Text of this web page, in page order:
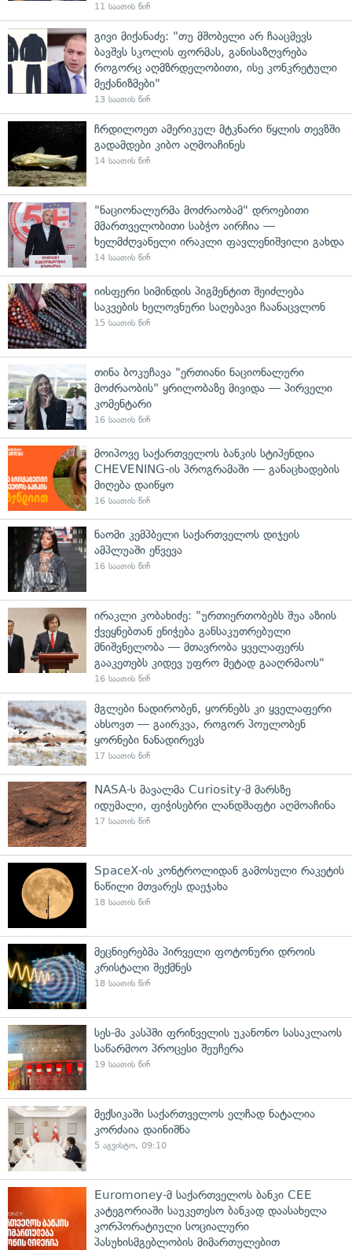
11 საათის წინ
გივი მიქანაძე: "თუ მშობელი არ ჩააცმევს
ბავშვს სკოლის ფორმას, განისაზღვრება
როგორც აღმზრდელობითი, ისე კონკრეტული
მექანიზმები"
13 საათის წინ
ჩრდილოეთ ამერიკულ მტკნარი წყლის თევზში
გადამდები კიბო აღმოაჩინეს
14 საათის წინ
"ნაციონალურმა მოძრაობამ" დროებითი
მმართველობითი საბჭო აირჩია —
ხელმძღვანელი ირაკლი ფავლენიშვილი გახდა
14 საათის წინ
იისფერი სიმინდის პიგმენტით შეიძლება
საკვების ხელოვნური საღებავი ჩაანაცვლონ
15 საათის წინ
თინა ბოკუჩავა "ერთიანი ნაციონალური
მოძრაობის" ყრილობაზე მივიდა — პირველი
კომენტარი
16 საათის წინ
მოიპოვე საქართველოს ბანკის სტიპენდია
CHEVENING-ის პროგრამაში — განაცხადების
მიღება დაიწყო
16 საათის წინ
ნაომი კემპბელი საქართველოს დიჯეის
ამპლუაში ეწვევა
16 საათის წინ
ირაკლი კობახიძე: "ურთიერთობებს შუა აზიის
ქვეყნებთან ენიჭება განსაკუთრებული
მნიშვნელობა — მთავრობა ყველაფერს
გააკეთებს კიდევ უფრო მეტად გააღრმაოს"
16 საათის წინ
მგლები ნადირობენ, ყორნებს კი ყველაფერი
ახსოვთ — გაირკვა, როგორ პოულობენ
ყორნები ნანადირევს
17 საათის წინ
NASA-ს მავალმა Curiosity-მ მარსზე
იდუმალი, ფიჭისებრი ლანდშაფტი აღმოაჩინა
17 საათის წინ
SpaceX-ის კონტროლიდან გამოსული რაკეტის
ნაწილი მთვარეს დაეჯახა
18 საათის წინ
მეცნიერებმა პირველი ფოტონური დროის
კრისტალი შექმნეს
18 საათის წინ
სეს-მა კასპში ფრინველის უკანონო სასაკლაოს
საწარმოო პროცესი შეუჩერა
19 საათის წინ
მექსიკაში საქართველოს ელჩად ნატალია
კორძაია დაინიშნა
5 აგვისტო, 09:10
Euromoney-მ საქართველოს ბანკი CEE
კატეგორიაში საუკეთესო ბანკად დაასახელა
კორპორატიული სოციალური
პასუხისმგებლობის მიმართულებით